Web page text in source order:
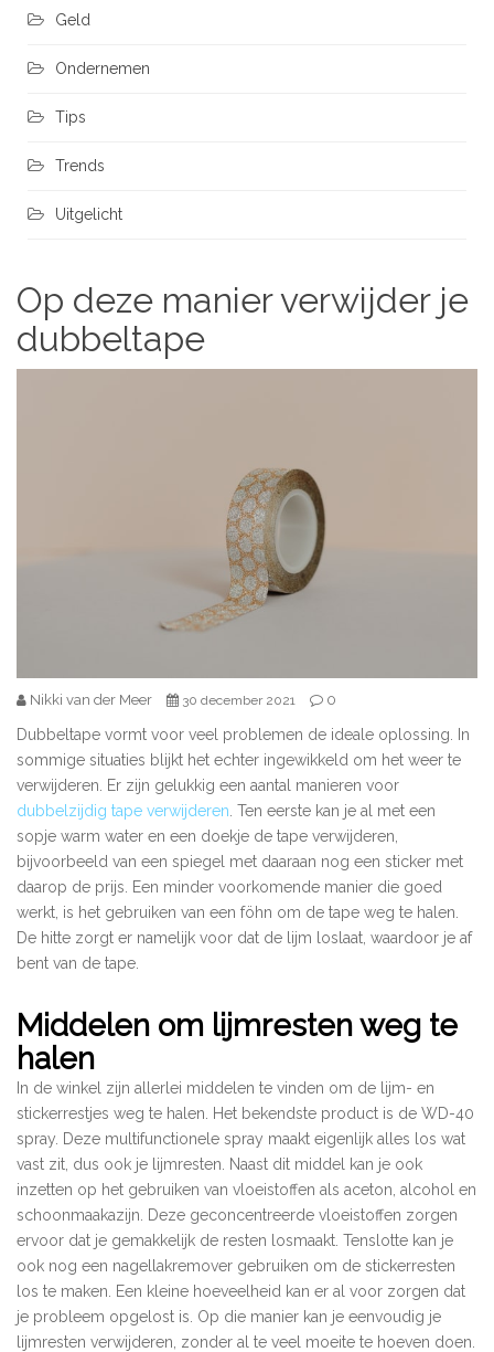
Geld
Ondernemen
Tips
Trends
Uitgelicht
Op deze manier verwijder je
dubbeltape
Nikki van der Meer 30 december 2021 0
Dubbeltape vormt voor veel problemen de ideale oplossing. In
sommige situaties blijkt het echter ingewikkeld om het weer te
verwijderen. Er zijn gelukkig een aantal manieren voor
dubbelzijdig tape verwijderen . Ten eerste kan je al met een
sopje warm water en een doekje de tape verwijderen,
bijvoorbeeld van een spiegel met daaraan nog een sticker met
daarop de prijs. Een minder voorkomende manier die goed
werkt, is het gebruiken van een föhn om de tape weg te halen.
De hitte zorgt er namelijk voor dat de lijm loslaat, waardoor je af
bent van de tape.
Middelen om lijmresten weg te
halen
In de winkel zijn allerlei middelen te vinden om de lijm- en
stickerrestjes weg te halen. Het bekendste product is de WD-40
spray. Deze multifunctionele spray maakt eigenlijk alles los wat
vast zit, dus ook je lijmresten. Naast dit middel kan je ook
inzetten op het gebruiken van vloeistoffen als aceton, alcohol en
schoonmaakazijn. Deze geconcentreerde vloeistoffen zorgen
ervoor dat je gemakkelijk de resten losmaakt. Tenslotte kan je
ook nog een nagellakremover gebruiken om de stickerresten
los te maken. Een kleine hoeveelheid kan er al voor zorgen dat
je probleem opgelost is. Op die manier kan je eenvoudig je
lijmresten verwijderen, zonder al te veel moeite te hoeven doen.